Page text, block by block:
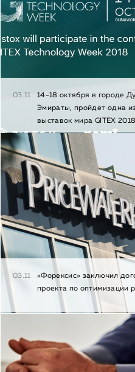
03.11
14-18 октября в городе
Эмираты, пройдет одна
выставок мира GITEX 2018
03.11
«Форексис» заключил
проекта по оптимизации